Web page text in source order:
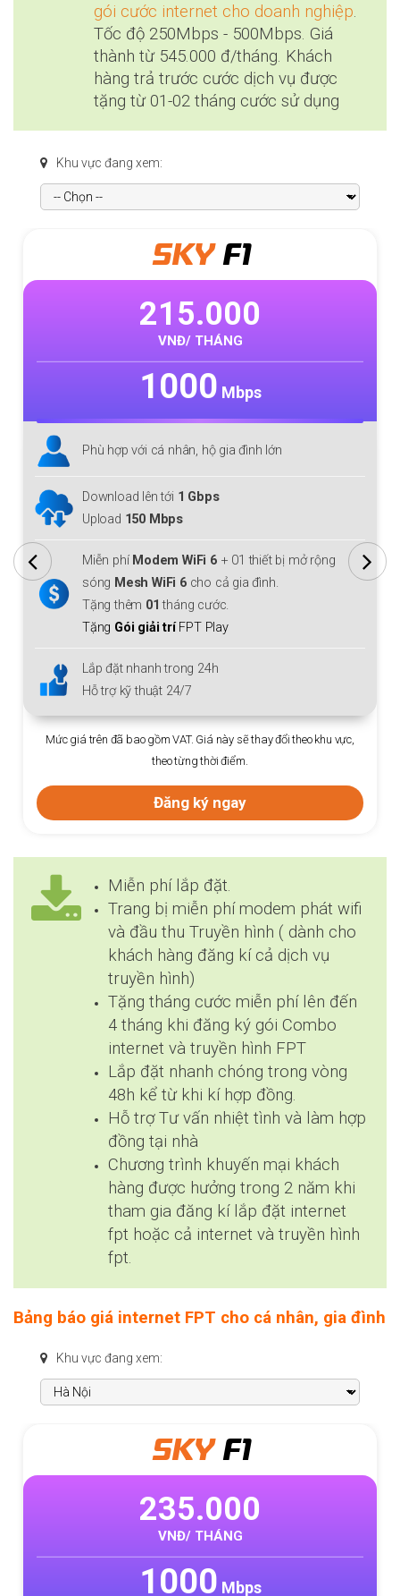
gói cước internet cho doanh nghiệp.
Tốc độ 250Mbps - 500Mbps. Giá
thành từ 545.000 đ/tháng. Khách
hàng trả trước cước dịch vụ được
tặng từ 01-02 tháng cước sử dụng
Khu vực đang xem:
hộ gia đình lớn
1 Gbps
WiFi 6
+ 01 thiết bị mở rộng
6cho cả gia đình.
cước.
Giá này sẽ thay đổi theo khu vực,
ký ngay
Miễn phí
Modem
Mesh WiFi 6
Mức giá trên đã bao gồm
Đăng
Miễn phí lắp đặt.
Trang bị miễn phí modem phát wifi
và đầu thu Truyền hình ( dành cho
khách hàng đăng kí cả dịch vụ
truyền hình)
Tặng tháng cước miễn phí lên đến
4 tháng khi đăng ký gói Combo
internet và truyền hình FPT
Lắp đặt nhanh chóng trong vòng
48h kể từ khi kí hợp đồng.
Hỗ trợ Tư vấn nhiệt tình và làm hợp
đồng tại nhà
Chương trình khuyến mại khách
hàng được hưởng trong 2 năm khi
tham gia đăng kí lắp đặt internet
fpt hoặc cả internet và truyền hình
fpt.
Bảng báo giá internet FPT cho cá nhân, gia đình
Khu vực đang xem:
SKYF1
235.000
VNĐ/ THÁNG
1000 Mbps